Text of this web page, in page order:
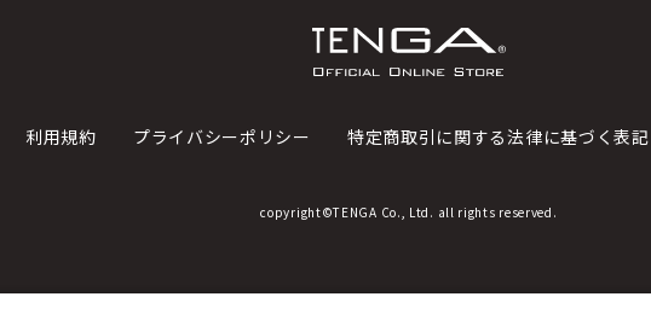
利用規約 プライバシーポリシー 特定商取引に関する法律に基づく表記
copyright©TENGA Co., Ltd. all rights reserved.